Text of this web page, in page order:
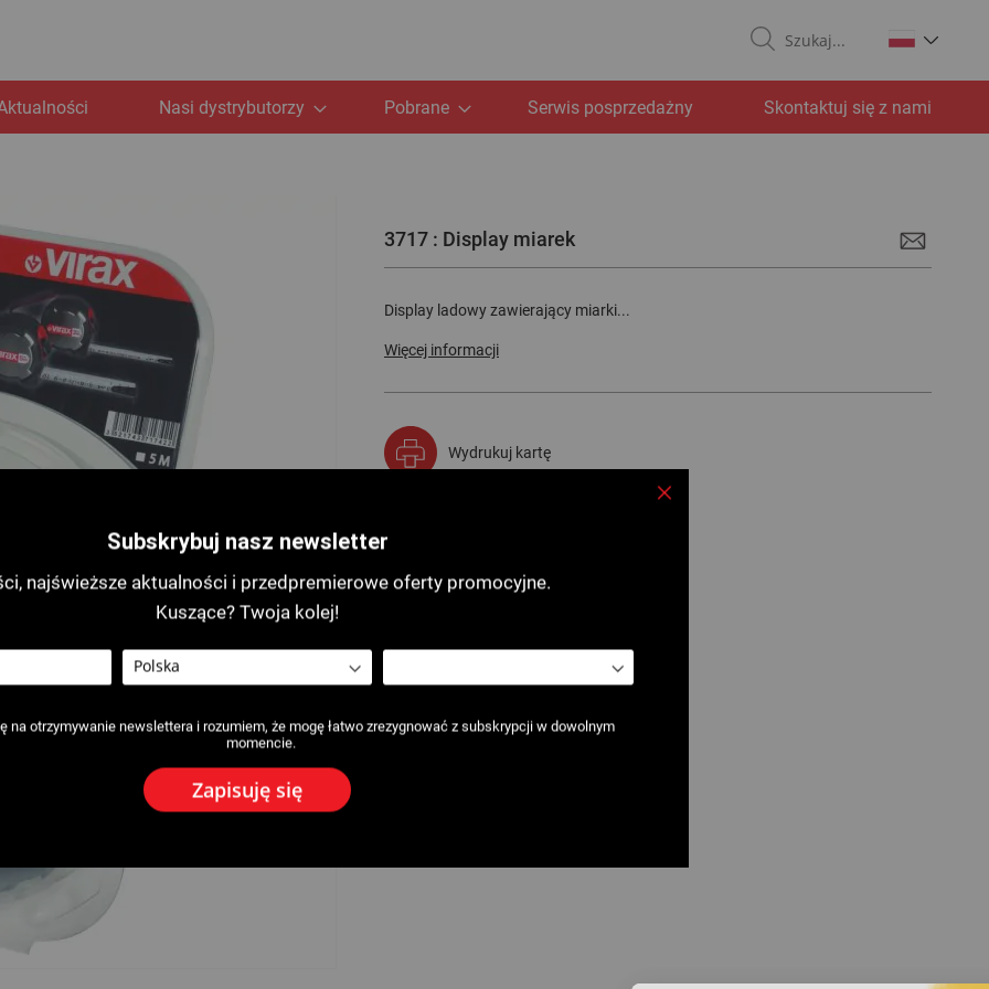
Nasi dystrybutorzy Pobrane Serwis posprzedażny Skontaktuj się z nami
3717 : Display miarek
Display ladowy zawierający miarki...
Więcej informacji
Wydrukuj kartę
Subskrybuj nasz newsletter
najświeższe aktualności i przedpremierowe oferty promocyjne.
Kuszące? Twoja kolej!
na otrzymywanie newslettera i rozumiem, że mogę łatwo zrezygnować z subskrypcji w dowolnym
momencie.
Zapisuję się